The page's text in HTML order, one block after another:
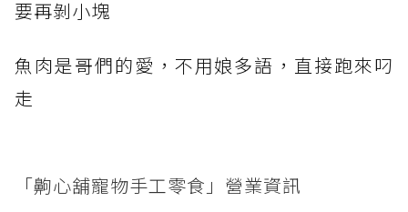
要再剝小塊
魚肉是哥們的愛，不用娘多語，直接跑來叼
走
「齁心舖寵物手工零食」營業資訊